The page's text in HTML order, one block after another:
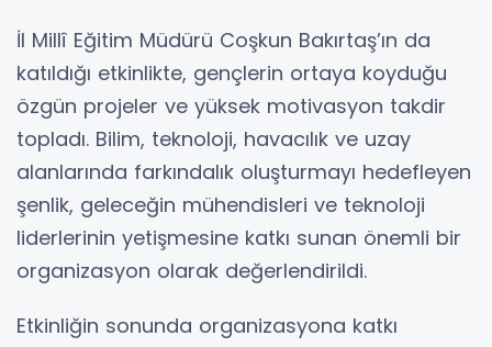
İl Millî Eğitim Müdürü Coşkun Bakırtaş’ın da
katıldığı etkinlikte, gençlerin ortaya koyduğu
özgün projeler ve yüksek motivasyon takdir
topladı. Bilim, teknoloji, havacılık ve uzay
alanlarında farkındalık oluşturmayı hedefleyen
şenlik, geleceğin mühendisleri ve teknoloji
liderlerinin yetişmesine katkı sunan önemli bir
organizasyon olarak değerlendirildi.
Etkinliğin sonunda organizasyona katkı